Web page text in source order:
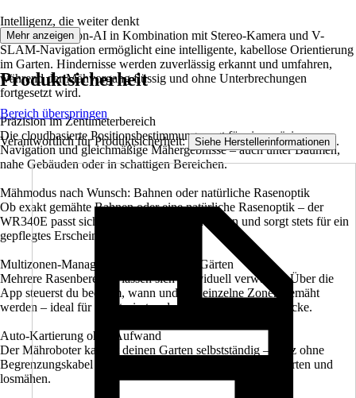
Intelligenz, die weiter denkt
Modernste Vision-AI in Kombination mit Stereo-Kamera und V-
SLAM-Navigation ermöglicht eine intelligente, kabellose Orientierung
im Garten. Hindernisse werden zuverlässig erkannt und umfahren,
während der Mähvorgang flüssig und ohne Unterbrechungen
fortgesetzt wird.
Präzision im Zentimeterbereich
Die cloudbasierte Positionsbestimmung sorgt für eine präzise
Navigation und gleichmäßige Mähergebnisse – auch unter Bäumen,
nahe Gebäuden oder in schattigen Bereichen.
Mähmodus nach Wunsch: Bahnen oder natürliche Rasenoptik
Ob exakt gemähte Bahnen oder eine natürliche Rasenoptik – der
WR340E passt sich deinem bevorzugten Stil an und sorgt stets für ein
gepflegtes Erscheinungsbild.
Multizonen-Management für komplexe Gärten
Mehrere Rasenbereiche lassen sich individuell verwalten. Über die
App steuerst du bequem, wann und wie einzelne Zonen gemäht
werden – ideal für strukturierte oder verwinkelte Grundstücke.
Auto-Kartierung ohne Aufwand
Der Mähroboter kartiert deinen Garten selbstständig – ganz ohne
Begrenzungskabel oder zusätzliche Hardware. Einfach starten und
losmähen.
Mehr anzeigen
Produktsicherheit
Bereich überspringen
Verantwortlich für Produktsicherheit: Siehe Herstellerinformationen .